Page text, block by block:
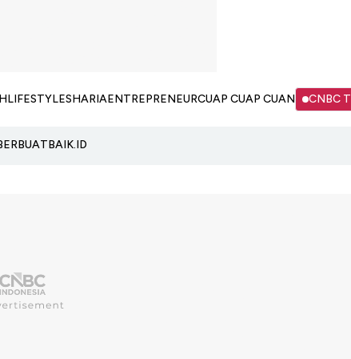
LIFESTYLESHARIAENTREPRENEURCUAP CUAP CUAN CNBC